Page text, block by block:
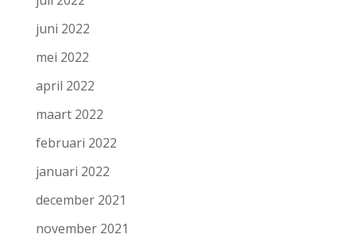
juni 2022
mei 2022
april 2022
maart 2022
februari 2022
januari 2022
december 2021
november 2021